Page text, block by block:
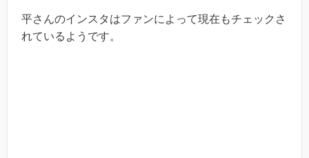
平さんのインスタはファンによって現在もチェックさ
れているようです。